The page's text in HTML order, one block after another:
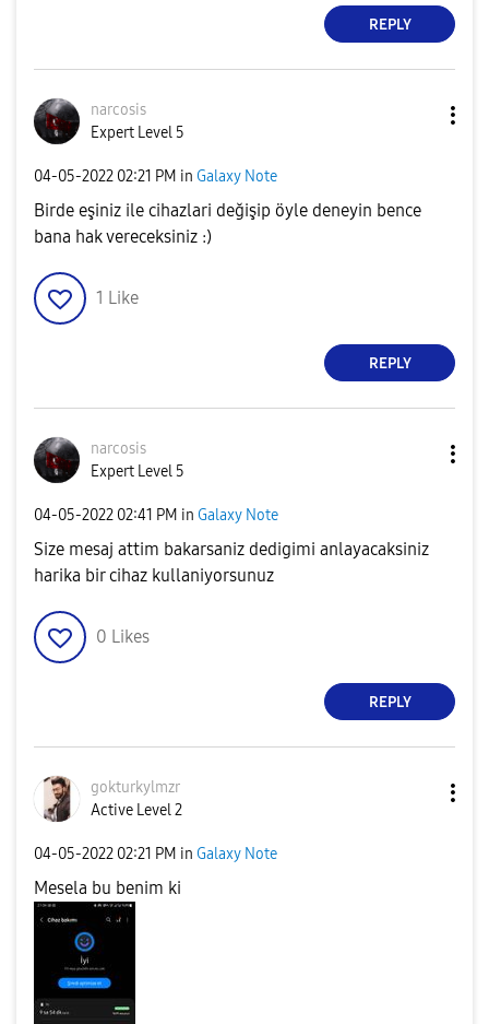
REPLY
narcosis
Expert Level 5
‎04-05-2022 02:21 PM in Galaxy Note
Birde eşiniz ile cihazlari değişip öyle deneyin bence
bana hak vereceksiniz :)
1 Like
REPLY
narcosis
Expert Level 5
‎04-05-2022 02:41 PM in Galaxy Note
Size mesaj attim bakarsaniz dedigimi anlayacaksiniz
harika bir cihaz kullaniyorsunuz
0 Likes
REPLY
gokturkylmzr
Active Level 2
‎04-05-2022 02:21 PM in Galaxy Note
Mesela bu benim ki